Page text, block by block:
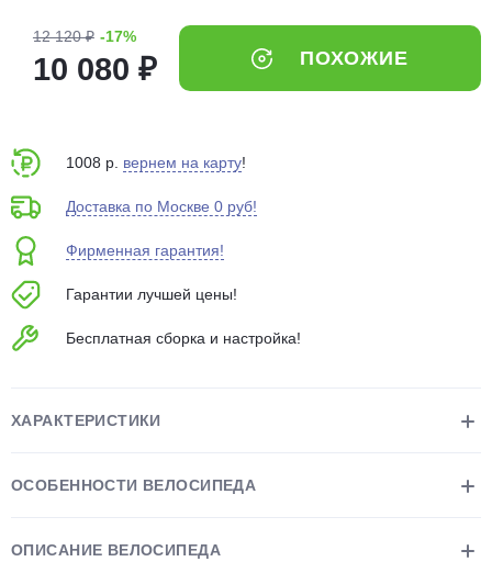
12 120 ₽ -17%
10 080 ₽ ПОХОЖИЕ
1008 р. вернем на карту!
Доставка по Москве 0 руб!
Фирменная гарантия!
Гарантии лучшей цены!
Бесплатная сборка и настройка!
ХАРАКТЕРИСТИКИ
ОСОБЕННОСТИ ВЕЛОСИПЕДА
ОПИСАНИЕ ВЕЛОСИПЕДА
выбранный способом
75% будут
Подробнее
недели